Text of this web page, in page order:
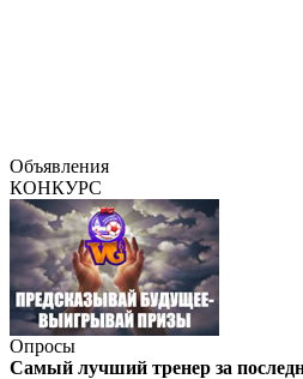
Объявления
КОНКУРС
Опросы
Самый лучший тренер за